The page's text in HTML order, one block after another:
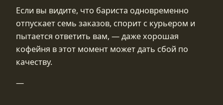
Если вы видите, что бариста одновременно
отпускает семь заказов, спорит с курьером и
пытается ответить вам, — даже хорошая
кофейня в этот момент может дать сбой по
качеству.
—